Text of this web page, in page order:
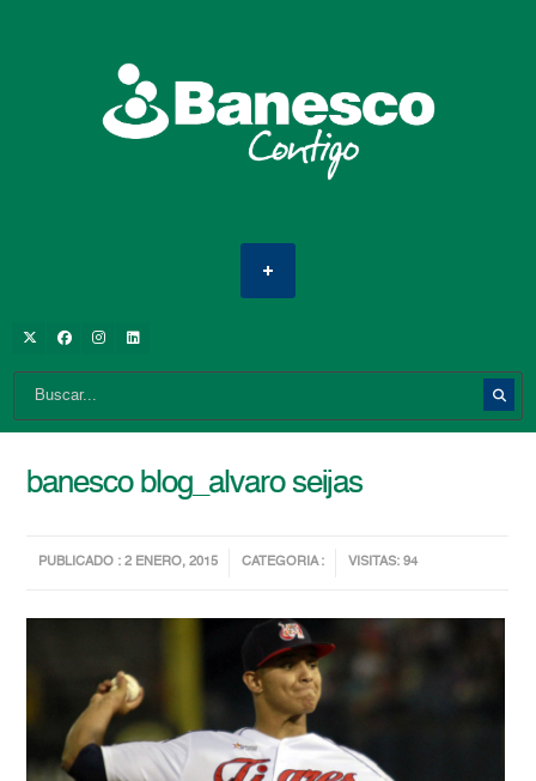
banesco blog_alvaro seijas
PUBLICADO : 2 ENERO, 2015 CATEGORIA : VISITAS: 94